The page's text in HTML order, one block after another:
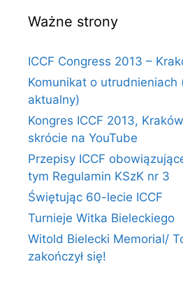
Ważne strony
ICCF Congress 2013 –
Komunikat o
aktualny)
Kongres ICCF 2013,
skrócie na YouTube
Przepisy ICCF
tym Regulamin KSzK nr 3
Świętując 60-lecie ICCF
Turnieje Witka Bieleckiego
Witold Bielecki Memorial/
zakończył się!